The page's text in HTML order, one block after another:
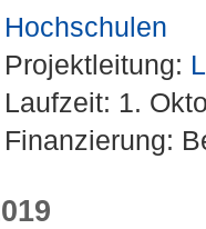
Hochschulen
Projektleitung:
Laufzeit: 1.
Finanzierung: